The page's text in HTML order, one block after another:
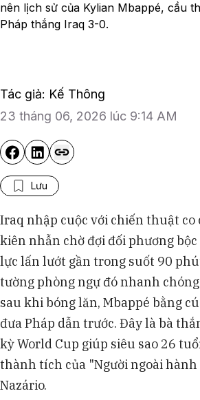
nên lịch sử của Kylian Mbappé, cầu
Pháp thắng Iraq 3-0.
Tác giả: Kế Thông
23 tháng 06, 2026 lúc 9:14 AM
Lưu
Iraq nhập cuộc với chiến thuật co
kiên nhẫn chờ đợi đối phương bộc
lực lấn lướt gần trong suốt 90
tường phòng ngự đó nhanh
sau khi bóng lăn, Mbappé bằng
đưa Pháp dẫn trước. Đây là bà
kỳ World Cup giúp siêu sao 26
thành tích của "Người ngoài
Nazário.